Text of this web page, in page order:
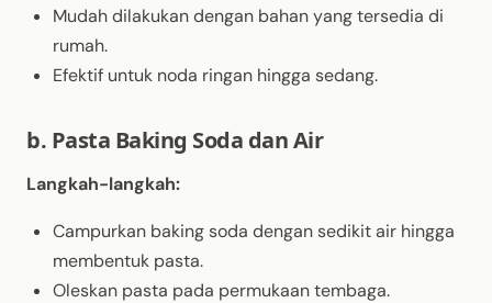
Mudah dilakukan dengan bahan yang tersedia di
rumah.
Efektif untuk noda ringan hingga sedang.
b. Pasta Baking Soda dan Air
Langkah-langkah:
Campurkan baking soda dengan sedikit air hingga
membentuk pasta.
Oleskan pasta pada permukaan tembaga.